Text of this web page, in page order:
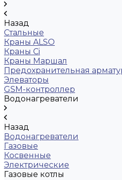
Назад
Стальные
Краны ALSO
Краны Ci
Краны Маршал
Предохранительная
Элеваторы
GSM-контроллер
Водонагреватели
Назад
Водонагреватели
Газовые
Косвенные
Электрические
Газовые котлы